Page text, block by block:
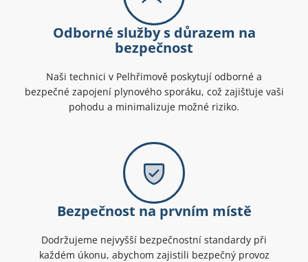
Odborné služby s důrazem na
bezpečnost
Naši technici v Pelhřimově poskytují odborné a
bezpečné zapojení plynového sporáku, což zajišťuje vaši
pohodu a minimalizuje možné riziko.
Bezpečnost na prvním místě
Dodržujeme nejvyšší bezpečnostní standardy při
každém úkonu, abychom zajistili bezpečný provoz